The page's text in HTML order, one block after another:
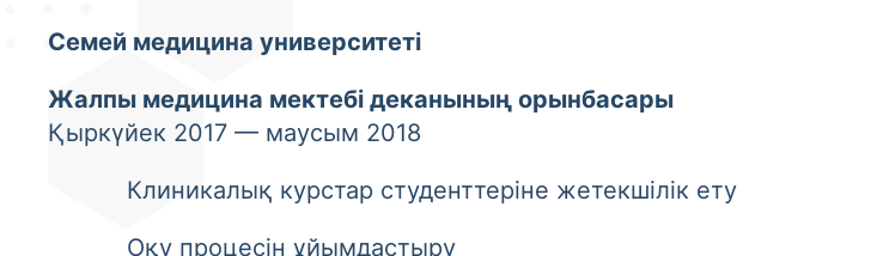
Семей медицина университеті
Жалпы медицина мектебі деканының орынбасары
Қыркүйек 2017 — маусым 2018
Клиникалық курстар студенттеріне жетекшілік ету
Оқу процесін ұйымдастыру